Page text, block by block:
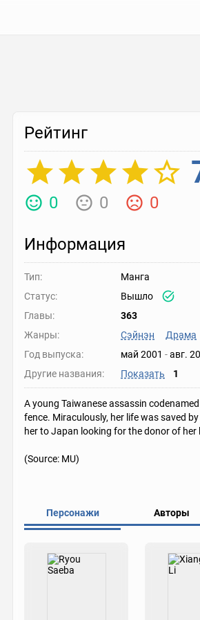
Рейтинг
0 0 0
Информация
Тип:
Манга
Статус:
Вышло
Главы:
363
Жанры:
Сэйнэн Драма
Год выпуска:
май 2001 -авг.
Другие названия:
Показать 1
A young Taiwanese assassin
fence. Miraculously, her life was saved
her to Japan looking for the donor of
(Source: MU)
Персонажи Авторы